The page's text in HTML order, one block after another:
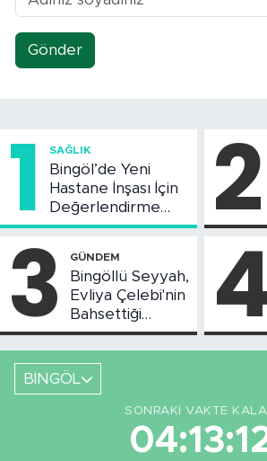
Gönder
1 SAĞLIK
Bingöl’de Yeni
Hastane İnşası İçin
Değerlendirme
Toplantısı Yapıldı
2
3 GÜNDEM
Bingöllü Seyyah,
Evliya Çelebi'nin
Bahsettiği
Bingöl'deki O
Yeri Görüntüledi
BİNGÖL
SONRAKI VAKTE